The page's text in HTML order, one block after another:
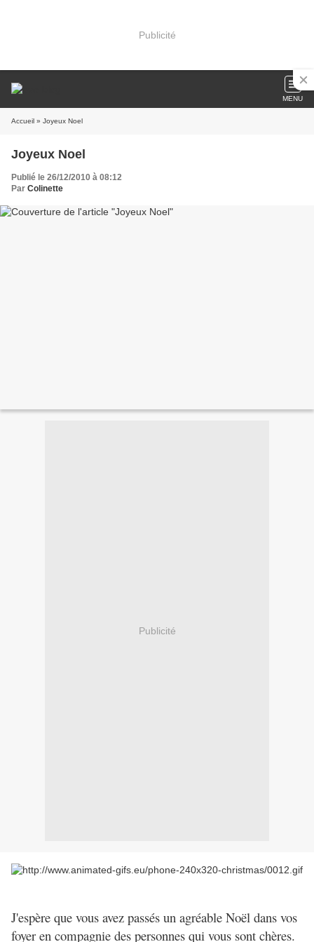
Publicité
MENU
Accueil » Joyeux Noel
Joyeux Noel
Publié le 26/12/2010 à 08:12
Par Colinette
Publicité
J'espère que vous avez passés un agréable Noël dans vos
foyer en compagnie des personnes qui vous sont chères.